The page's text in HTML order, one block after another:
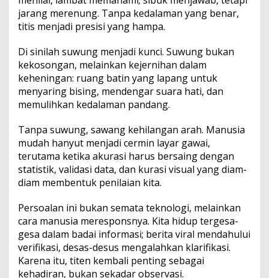
jarang merenung. Tanpa kedalaman yang benar,
titis menjadi presisi yang hampa.
​Di sinilah suwung menjadi kunci. Suwung bukan
kekosongan, melainkan kejernihan dalam
keheningan: ruang batin yang lapang untuk
menyaring bising, mendengar suara hati, dan
memulihkan kedalaman pandang.
​Tanpa suwung, sawang kehilangan arah. Manusia
mudah hanyut menjadi cermin layar gawai,
terutama ketika akurasi harus bersaing dengan
statistik, validasi data, dan kurasi visual yang diam-
diam membentuk penilaian kita.
​Persoalan ini bukan semata teknologi, melainkan
cara manusia meresponsnya. Kita hidup tergesa-
gesa dalam badai informasi; berita viral mendahului
verifikasi, desas-desus mengalahkan klarifikasi.
Karena itu, titen kembali penting sebagai
kehadiran, bukan sekadar observasi.